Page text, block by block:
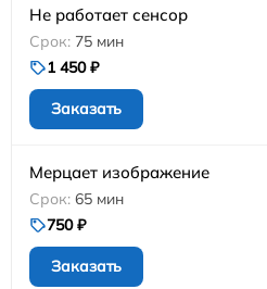
Не работает сенсор
75 мин
1 450 ₽
Заказать
Мерцает изображение
65 мин
750 ₽
Заказать